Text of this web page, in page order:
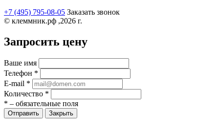
+7 (495) 795-08-05 Заказать звонок
© клеммник.рф ,2026 г.
Запросить цену
Ваше имя
Телефон *
E-mail *
Количество *
* – обязательные поля
Закрыть